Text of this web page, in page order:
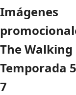
Imágenes
The Walking
Temporada
7